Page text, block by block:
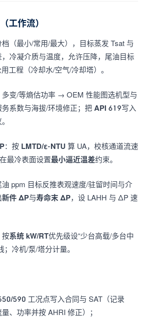
工作流）
档（最小/常用/最大），目标蒸发 Tsat 与
冷凝介质与温度，允许压降，尾油目标
用工程（冷却水/空气/冷却塔）。
多变/等熵估功率 → OEM 性能图选机型与
系数与海拔/环境修正；把 API 619写入
：按 LMTD/ε-NTU 算 UA，校核通道流速
最冷表面设置最小逼近温差约束。
油 ppm 目标反推表观速度/驻留时间与介
新件 ΔP与寿命末 ΔP，设 LAHH 与 ΔP 速
按系统 kW/RT优先级设“少台高载/多台中
；冷机/泵/塔分计量。
590 工况点写入合同与 SAT（记录
、功率并按 AHRI 修正）；